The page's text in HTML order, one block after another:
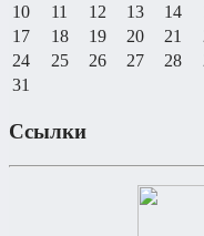
10
11 12 13 14
17
18 19 20 21
24
25 26 27 28
31
Ссылки